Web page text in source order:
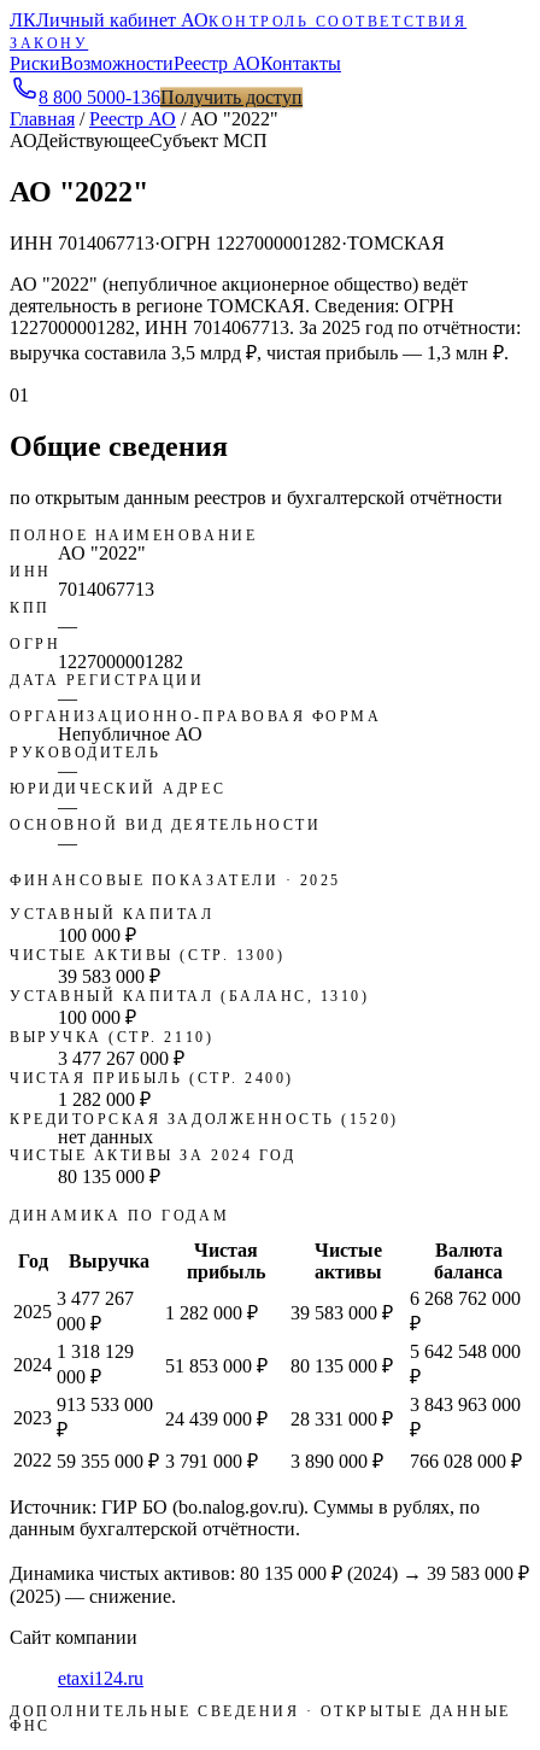
ЛКЛичный кабинет АОКОНТРОЛЬ СООТВЕТСТВИЯ
ЗАКОНУ
РискиВозможностиРеестр АОКонтакты
8 800 5000-136Получить доступ
Главная /Реестр АО / АО "2022"
АОДействующееСубъект МСП
АО "2022"
ИНН 7014067713·ОГРН 1227000001282·ТОМСКАЯ
АО "2022" (непубличное акционерное общество) ведёт
деятельность в регионе ТОМСКАЯ. Сведения: ОГРН
1227000001282, ИНН 7014067713. За 2025 год по отчётности:
выручка составила 3,5 млрд ₽, чистая прибыль — 1,3 млн ₽.
01
Общие сведения
по открытым данным реестров и бухгалтерской отчётности
ПОЛНОЕ НАИМЕНОВАНИЕ
АО "2022"
ИНН
7014067713
КПП
—
ОГРН
1227000001282
ДАТА РЕГИСТРАЦИИ
—
ОРГАНИЗАЦИОННО-ПРАВОВАЯ ФОРМА
Непубличное АО
РУКОВОДИТЕЛЬ
—
ЮРИДИЧЕСКИЙ АДРЕС
—
ОСНОВНОЙ ВИД ДЕЯТЕЛЬНОСТИ
—
ФИНАНСОВЫЕ ПОКАЗАТЕЛИ · 2025
УСТАВНЫЙ КАПИТАЛ
100 000 ₽
ЧИСТЫЕ АКТИВЫ (СТР. 1300)
39 583 000 ₽
УСТАВНЫЙ КАПИТАЛ (БАЛАНС, 1310)
100 000 ₽
ВЫРУЧКА (СТР. 2110)
3 477 267 000 ₽
ЧИСТАЯ ПРИБЫЛЬ (СТР. 2400)
1 282 000 ₽
КРЕДИТОРСКАЯ ЗАДОЛЖЕННОСТЬ (1520)
нет данных
ЧИСТЫЕ АКТИВЫ ЗА 2024 ГОД
80 135 000 ₽
ДИНАМИКА ПО ГОДАМ
Год Выручка
Чистая
прибыль
Чистые
активы
Валюта
баланса
2025
3 477 267
000 ₽
1 282 000 ₽ 39 583 000 ₽
6 268 762 000
₽
2024
1 318 129
000 ₽
51 853 000 ₽ 80 135 000 ₽
5 642 548 000
₽
2023
913 533 000
₽
24 439 000 ₽ 28 331 000 ₽
3 843 963 000
₽
2022 59 355 000 ₽ 3 791 000 ₽ 3 890 000 ₽ 766 028 000 ₽
Источник: ГИР БО (bo.nalog.gov.ru). Суммы в рублях, по
данным бухгалтерской отчётности.
Динамика чистых активов: 80 135 000 ₽ (2024) → 39 583 000 ₽
(2025) — снижение.
Сайт компании
etaxi124.ru
ДОПОЛНИТЕЛЬНЫЕ СВЕДЕНИЯ · ОТКРЫТЫЕ ДАННЫЕ
ФНС